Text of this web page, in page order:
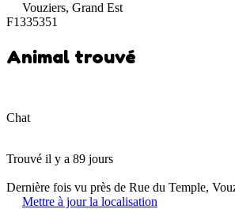
Vouziers, Grand Est
F1335351
Animal trouvé
Chat
Trouvé il y a 89 jours
Dernière fois vu près de Rue du Temple,
Mettre à jour la localisation